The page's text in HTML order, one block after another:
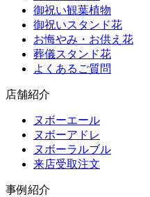
御祝い観葉植物
御祝いスタンド花
お悔やみ・お供え花
葬儀スタンド花
よくあるご質問
店舗紹介
ヌボーエール
ヌボーアドレ
ヌボーラルブル
来店受取注文
事例紹介